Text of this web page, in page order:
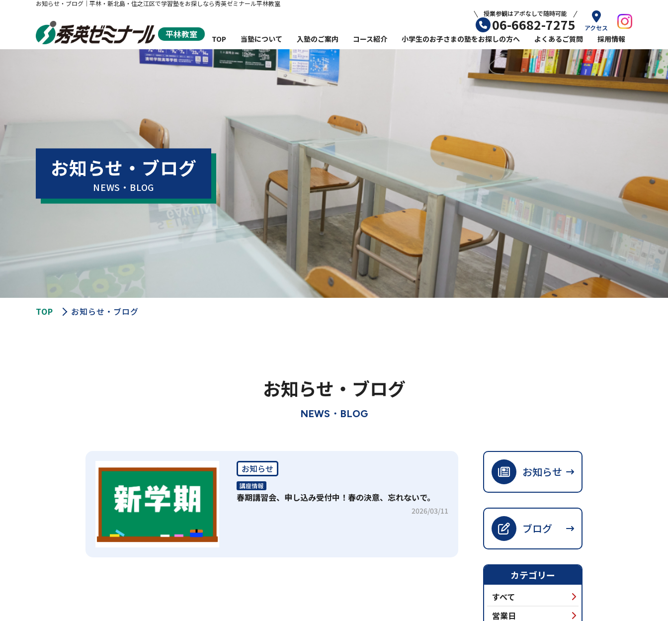
お知らせ・ブログ｜平林・新北島・住之江区で学習塾をお探しなら秀英ゼミナール平林教室
平林教室
授業参観はアポなしで随時可能
06-6682-7275 アクセス
TOP
当塾について
塾概要
卒業生・保護者の声
入塾のご案内
コース紹介
コース紹介・時間割・料金
小学生のお子さまの塾をお探しの方へ
秀英ゼミナール平林教室の小学生コース
秀英ゼミナール平林教室の英語指導
小学生の失敗しない学習塾の選び方
塾通いを始めるおすすめの時期
よくあるご質問 採用情報
お知らせ・ブログ
NEWS・BLOG
TOP お知らせ・ブログ
お知らせ・ブログ
NEWS・BLOG
お知らせ
講座情報
春期講習会、申し込み受付中！春の決意、忘れないで。
2026/03/11
お知らせ
ブログ
カテゴリー
すべて
営業日